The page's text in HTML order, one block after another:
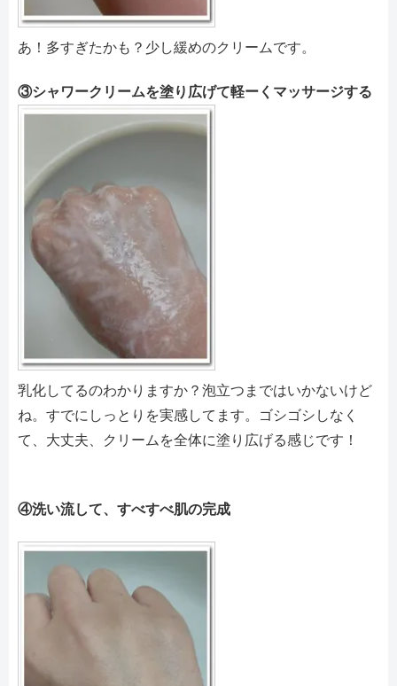
あ！多すぎたかも？少し緩めのクリームです。
③シャワークリームを塗り広げて軽ーくマッサージする
乳化してるのわかりますか？泡立つまではいかないけど
ね。すでにしっとりを実感してます。ゴシゴシしなく
て、大丈夫、クリームを全体に塗り広げる感じです！
④洗い流して、すべすべ肌の完成